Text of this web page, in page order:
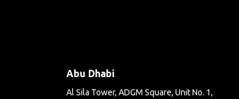
Abu Dhabi
Al Sila Tower, ADGM Square, Unit No. 1,